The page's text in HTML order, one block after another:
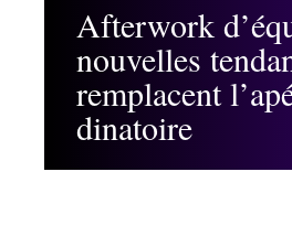
Afterwork
nouvelles
remplacent
dinatoire